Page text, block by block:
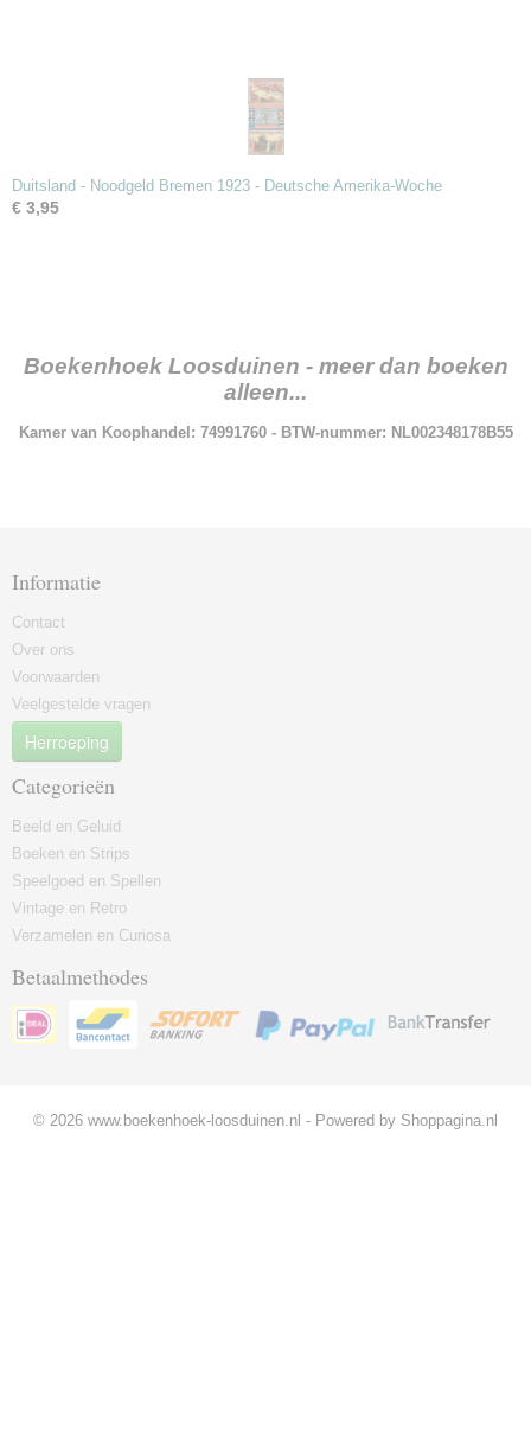
Duitsland - Noodgeld Bremen 1923 - Deutsche Amerika-Woche
€ 3,95
Boekenhoek Loosduinen - meer dan boeken
alleen...
Kamer van Koophandel: 74991760 - BTW-nummer: NL002348178B55
Informatie
Contact
Over ons
Voorwaarden
Veelgestelde vragen
Herroeping
Categorieën
Beeld en Geluid
Boeken en Strips
Speelgoed en Spellen
Vintage en Retro
Verzamelen en Curiosa
Betaalmethodes
© 2026 www.boekenhoek-loosduinen.nl - Powered by Shoppagina.nl